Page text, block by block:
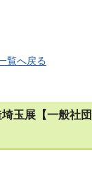
覧へ戻る
玉展【一般社